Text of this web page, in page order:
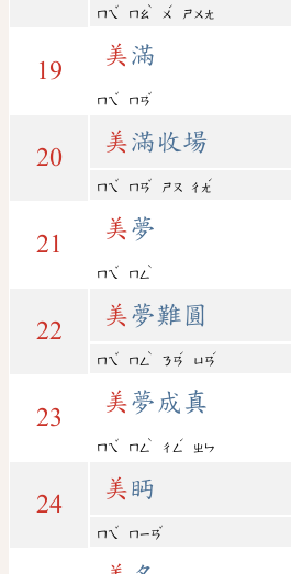
ㄇㄟ
ˇ
ㄇㄠ
ˋ
ㄨ
ˊ
ㄕㄨㄤ
19
美滿
ㄇㄟ
ˇ
ㄇㄢ
ˇ
20
美滿收場
ㄇㄟ
ˇ
ㄇㄢ
ˇ
ㄕㄡ ㄔㄤ
ˊ
21
美夢
ㄇㄟ
ˇ
ㄇㄥ
ˋ
22
美夢難圓
ㄇㄟ
ˇ
ㄇㄥ
ˋ
ㄋㄢ
ˊ
ㄩㄢ
ˊ
23
美夢成真
ㄇㄟ
ˇ
ㄇㄥ
ˋ
ㄔㄥ
ˊ
ㄓㄣ
24
美眄
ㄇㄟ
ˇ
ㄇㄧㄢ
ˇ